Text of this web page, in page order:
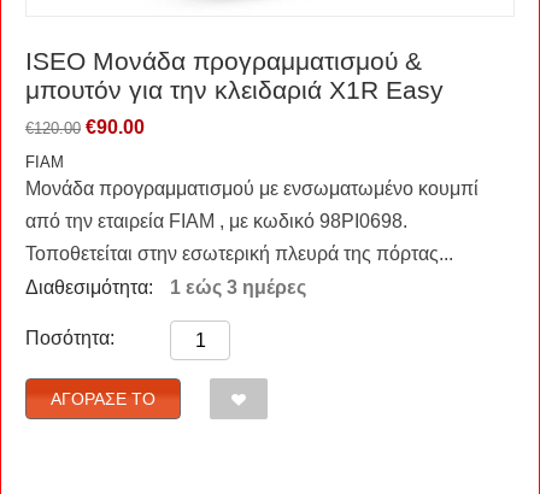
ISEO Μονάδα προγραμματισμού &
μπουτόν για την κλειδαριά X1R Easy
€120.00 €90.00
FIAM
Μονάδα προγραμματισμού με ενσωματωμένο κουμπί
από την εταιρεία FIAM , με κωδικό 98PI0698.
Τοποθετείται στην εσωτερική πλευρά της πόρτας...
Διαθεσιμότητα:
1 εώς 3 ημέρες
Ποσότητα:
ΑΓΌΡΑΣΈ ΤΟ